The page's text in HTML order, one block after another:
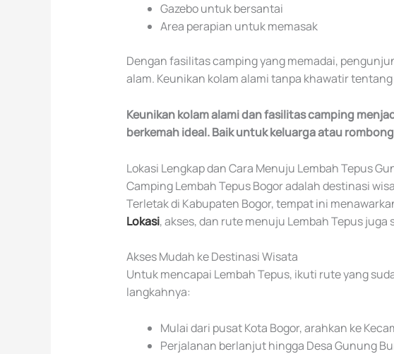
Gazebo untuk bersantai
Area perapian untuk memasak
Dengan fasilitas camping yang memadai,
alam. Keunikan kolam alami tanpa khawatir
Keunikan kolam alami dan fasilitas camping
berkemah ideal. Baik untuk keluarga atau
Lokasi Lengkap dan Cara Menuju Lembah Tepus
Camping Lembah Tepus Bogor adalah destinasi
Terletak di Kabupaten Bogor, tempat ini
Lokasi, akses, dan rute menuju Lembah Tepus juga
Akses Mudah ke Destinasi Wisata
Untuk mencapai Lembah Tepus, ikuti rute yang
langkahnya:
Mulai dari pusat Kota Bogor, arahkan ke
Perjalanan berlanjut hingga Desa Gunung